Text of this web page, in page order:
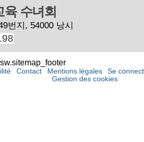
수녀회
번지, 54000 낭시
Contact Mentions légales
Se
Gestion des cookies